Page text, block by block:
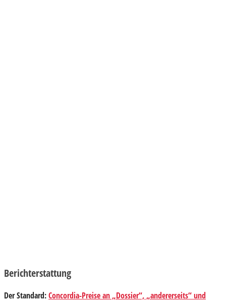
Berichterstattung
Der Standard:Concordia-Preise an „Dossier“, „andererseits“ und